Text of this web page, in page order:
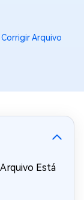
Corrigir Arquivo
Está